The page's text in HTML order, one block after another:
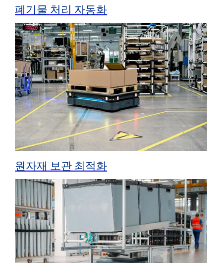
폐기물 처리 자동화
원자재 보관 최적화